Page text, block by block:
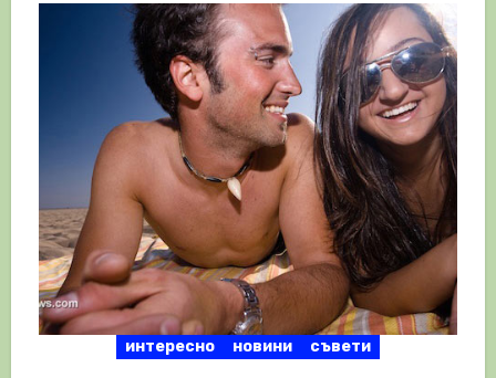
интересно новини съвети